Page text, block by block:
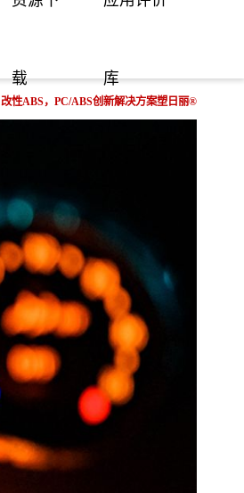
载 库
改性ABS，PC/ABS创新解决方案塑日丽®